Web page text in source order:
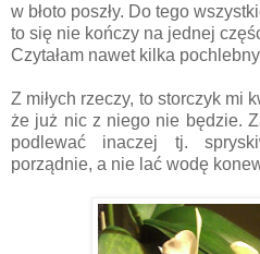
w błoto poszły. Do tego
to się nie kończy na jednej
Czytałam nawet kilka
Z miłych rzeczy, to storczyk mi
że już nic z niego nie będzie.
podlewać inaczej tj.
porządnie, a nie lać wodę